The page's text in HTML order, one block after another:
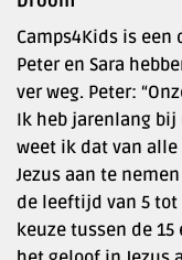
Camps4Kids is een
Peter en Sara
ver weg. Peter:
Ik heb jarenlang bij
weet ik dat van
Jezus aan te
de leeftijd van 5 tot
keuze tussen de 15